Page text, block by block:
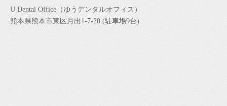
U Dental Office（ゆうデンタルオフィス）
熊本県熊本市東区月出1-7-20 (駐車場9台)